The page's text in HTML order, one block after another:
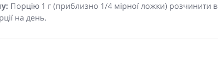
Порцію 1 г (приблизно 1/4 мірної ложки) розчинити в
на день.